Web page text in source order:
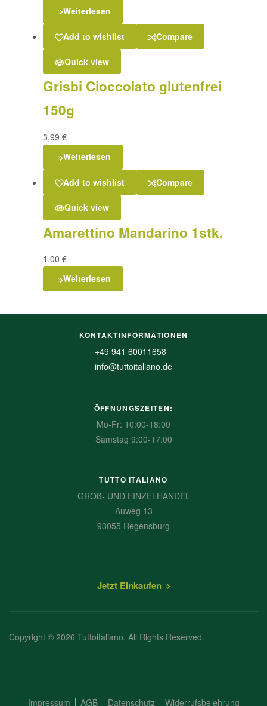
Weiterlesen
Add to wishlist Compare
Quick view
Grisbi Cioccolato glutenfrei
150g
3,99 €
Weiterlesen
Add to wishlist Compare
Quick view
Amarettino Mandarino 1stk.
1,00 €
Weiterlesen
KONTAKTINFORMATIONEN
+49 941 60011658
info@tuttoitaliano.de
ÖFFNUNGSZEITEN:
Mo-Fr: 10:00-18:00
Samstag 9:00-17:00
TUTTO ITALIANO
GROß- UND EINZELHANDEL
Auweg 13
93055 Regensburg
Jetzt Einkaufen
Copyright © 2026 Tuttoitaliano. All Rights Reserved.
Impressum AGB Datenschutz Widerrufsbelehrung